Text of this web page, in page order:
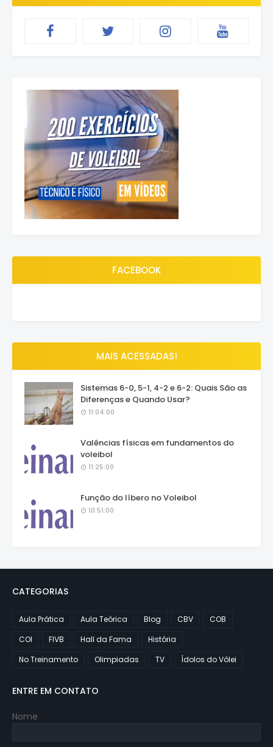
FACEBOOK
MAIS ACESSADAS!
Sistemas 6-0, 5-1, 4-2 e 6-2: Quais São as
Diferenças e Quando Usar?
11:04:00
Valências físicas em fundamentos do
voleibol
11:25:00
Função do líbero no Voleibol
10:51:00
CATEGORIAS
Aula Prática Aula Teórica Blog CBV
COB
COI
FIVB Hall da Fama
História
No Treinamento
Olimpiadas TV Ídolos do Vôlei
ENTRE EM CONTATO
Nome